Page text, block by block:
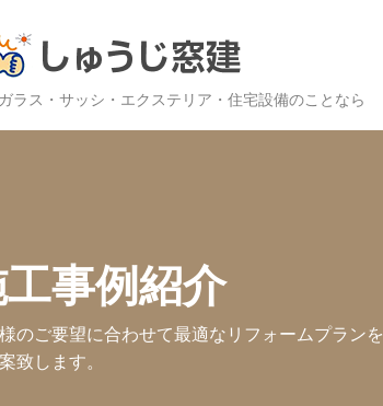
ラス・サッシ・エクステリア・住宅設備のことなら
事例紹介
のご要望に合わせて最適なリフォームプランを
致します。